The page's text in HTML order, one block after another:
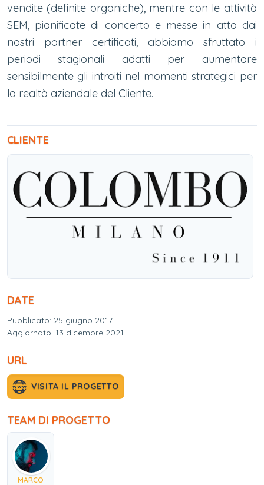
vendite (definite organiche), mentre con le attività
SEM, pianificate di concerto e messe in atto dai
nostri partner certificati, abbiamo sfruttato i
periodi stagionali adatti per aumentare
sensibilmente gli introiti nel momenti strategici per
la realtà aziendale del Cliente.
CLIENTE
DATE
Pubblicato: 25 giugno 2017
Aggiornato: 13 dicembre 2021
URL
VISITA IL PROGETTO
TEAM DI PROGETTO
MARCO